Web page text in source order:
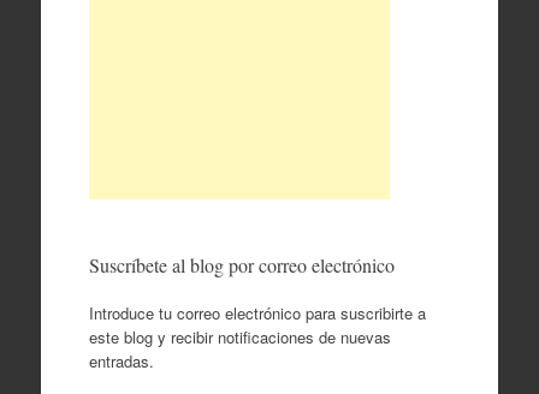
Suscríbete al blog por correo electrónico
Introduce tu correo electrónico para suscribirte a
este blog y recibir notificaciones de nuevas
entradas.